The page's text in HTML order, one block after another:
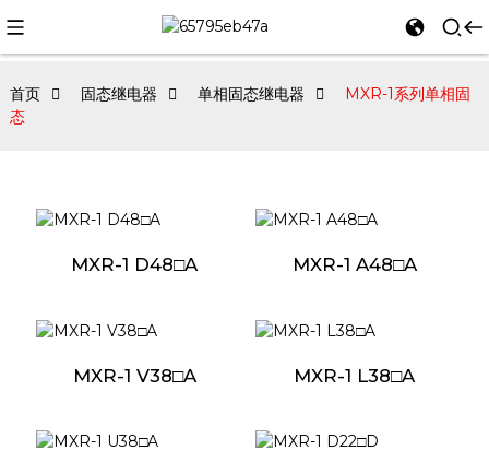
首页 固态继电器 单相固态继电器
MXR-1系列单相固
态
MXR-1 D48□A MXR-1 A48□A
MXR-1 V38□A MXR-1 L38□A